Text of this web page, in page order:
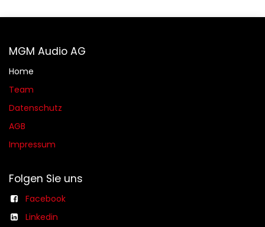
MGM Audio AG
Home
Team
Datenschutz
AGB​​
Impressum
Folgen Sie uns
Facebook
Linkedin